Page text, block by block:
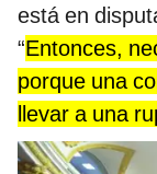
está en
“Entonces,
porque una
llevar a una